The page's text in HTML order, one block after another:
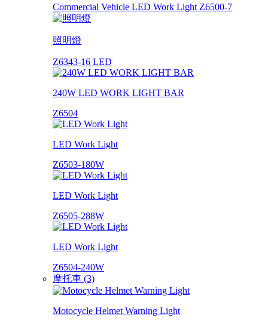
Commercial Vehicle LED Work Light Z6500-7
照明燈
Z6343-16 LED
240W LED WORK LIGHT BAR
Z6504
LED Work Light
Z6503-180W
LED Work Light
Z6505-288W
LED Work Light
Z6504-240W
摩托車 (3)
Motocycle Helmet Warning Light